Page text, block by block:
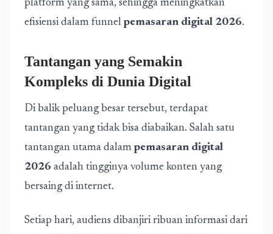
platform yang sama, sehingga meningkatkan
efisiensi dalam funnel pemasaran digital 2026.
Tantangan yang Semakin
Kompleks di Dunia Digital
Di balik peluang besar tersebut, terdapat
tantangan yang tidak bisa diabaikan. Salah satu
tantangan utama dalam pemasaran digital
2026 adalah tingginya volume konten yang
bersaing di internet.
Setiap hari, audiens dibanjiri ribuan informasi dari